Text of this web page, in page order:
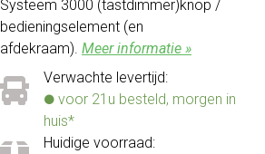
Systeem 3000 (tastdimmer)knop /
bedieningselement (en
afdekraam). Meer informatie »
Verwachte levertijd:
voor 21u besteld, morgen in
huis*
Huidige voorraad: